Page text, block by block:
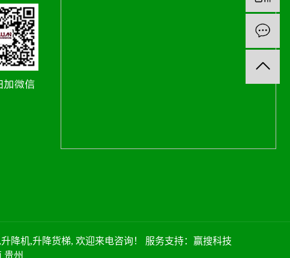
,升降机,升降货梯, 欢迎来电咨询！ 服务支持： 赢搜科技
贵州